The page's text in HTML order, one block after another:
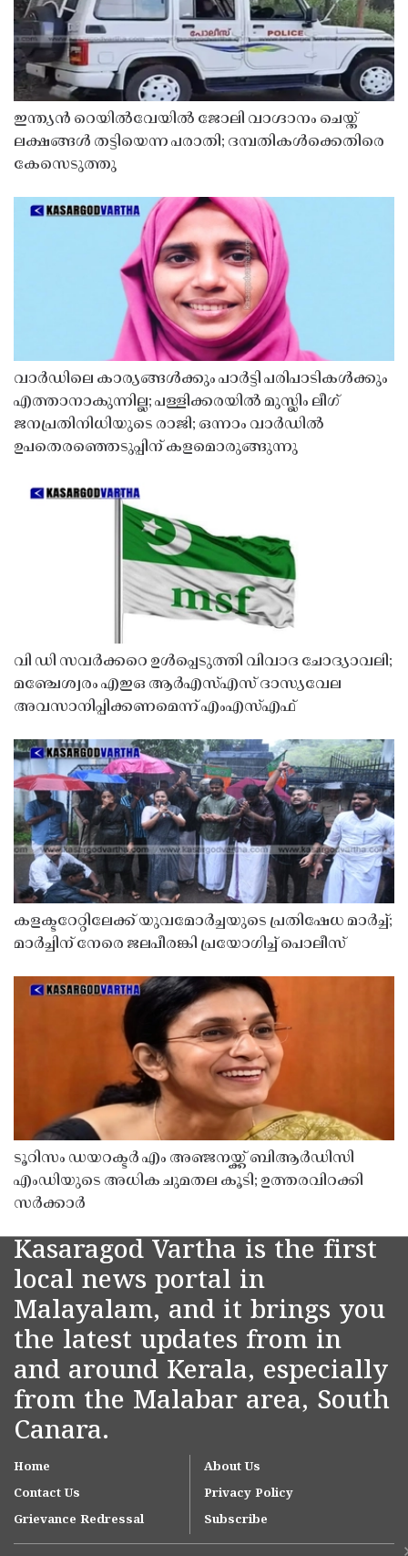
ഇന്ത്യൻ റെയിൽവേയിൽ ജോലി വാഗ്ദാനം ചെയ്ത്
ലക്ഷങ്ങൾ തട്ടിയെന്ന പരാതി; ദമ്പതികൾക്കെതിരെ
കേസെടുത്തു
വാർഡിലെ കാര്യങ്ങൾക്കും പാർട്ടി പരിപാടികൾക്കും
എത്താനാകുന്നില്ല; പള്ളിക്കരയിൽ മുസ്ലിം ലീഗ്
ജനപ്രതിനിധിയുടെ രാജി; ഒന്നാം വാർഡിൽ
ഉപതെരഞ്ഞെടുപ്പിന് കളമൊരുങ്ങുന്നു
വി ഡി സവർക്കറെ ഉൾപ്പെടുത്തി വിവാദ ചോദ്യാവലി;
മഞ്ചേശ്വരം എഇഒ ആർഎസ്എസ് ദാസ്യവേല
അവസാനിപ്പിക്കണമെന്ന് എംഎസ്എഫ്
കളക്ടറേറ്റിലേക്ക് യുവമോർച്ചയുടെ പ്രതിഷേധ മാർച്ച്;
മാർച്ചിന് നേരെ ജലപീരങ്കി പ്രയോഗിച്ച് പൊലീസ്
ടൂറിസം ഡയറക്ടർ എം അഞ്ജനയ്ക്ക് ബിആർഡിസി
എംഡിയുടെ അധിക ചുമതല കൂടി; ഉത്തരവിറക്കി
സർക്കാർ
Kasaragod Vartha is the first
local news portal in
Malayalam, and it brings you
the latest updates from in
and around Kerala, especially
from the Malabar area, South
Canara.
Home
About Us
Contact Us
Privacy Policy
Grievance Redressal
Subscribe